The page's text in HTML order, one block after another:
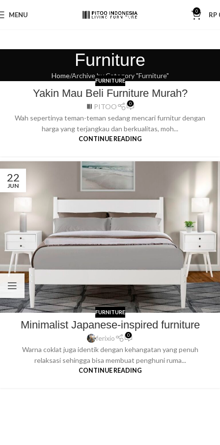
MENU 0 RP
Furniture
Home Archive by Category "Furniture"
FURNITURE
Yakin Mau Beli Furniture Murah?
PITOO 0
Wah sepertinya teman-teman sedang mencari furnitur dengan
harga yang terjangkau dan berkualitas, moh...
CONTINUE READING
22
JUN
FURNITURE
Minimalist Japanese-inspired furniture
ferixio 0
Warna coklat juga identik dengan kehangatan yang penuh
relaksasi sehingga bisa membuat penghuni ruma...
CONTINUE READING